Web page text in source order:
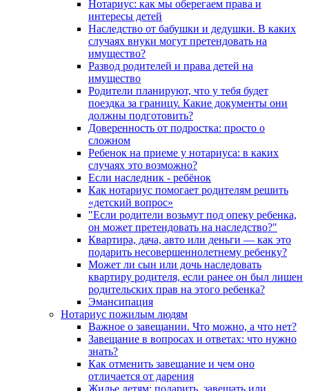
Нотариус: как мы оберегаем права и
интересы детей
Наследство от бабушки и дедушки. В каких
случаях внуки могут претендовать на
имущество?
Развод родителей и права детей на
имущество
Родители планируют, что у тебя будет
поездка за границу. Какие документы они
должны подготовить?
Доверенность от подростка: просто о
сложном
Ребенок на приеме у нотариуса: в каких
случаях это возможно?
Если наследник - ребёнок
Как нотариус помогает родителям решить
«детский вопрос»
"Если родители возьмут под опеку ребенка,
он может претендовать на наследство?"
Квартира, дача, авто или деньги — как это
подарить несовершеннолетнему ребенку?
Может ли сын или дочь наследовать
квартиру родителя, если ранее он был лишен
родительских прав на этого ребенка?
Эмансипация
Нотариус пожилым людям
Важное о завещании. Что можно, а что нет?
Завещание в вопросах и ответах: что нужно
знать?
Как отменить завещание и чем оно
отличается от дарения
Жилье детям: подарить, завещать или